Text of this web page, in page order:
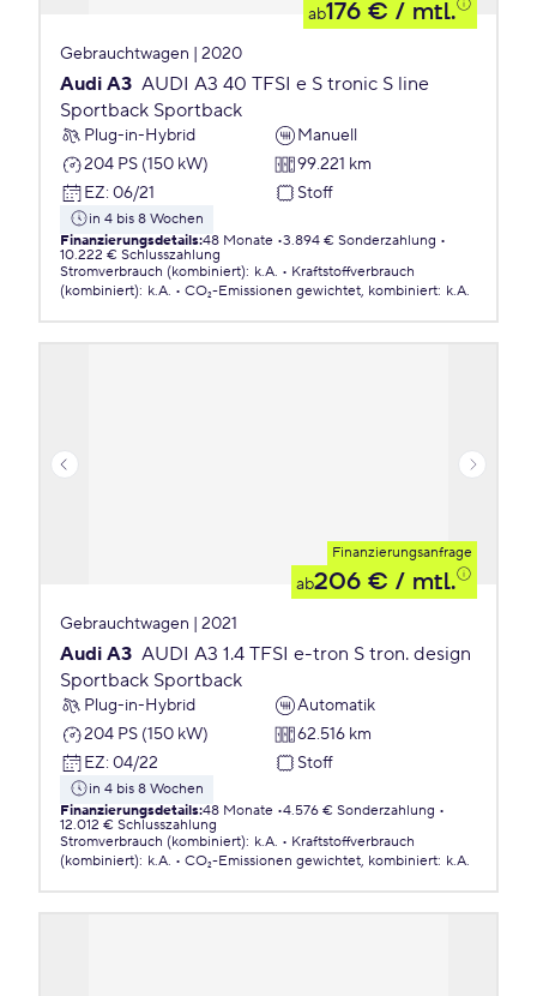
ab176 € / mtl.
Gebrauchtwagen | 2020
Audi A3 AUDI A3 40 TFSI e S tronic S line
Sportback Sportback
Plug-in-Hybrid
Manuell
204 PS (150 kW)
99.221 km
EZ: 06/21 Stoff
in 4 bis 8 Wochen
Finanzierungsdetails:48 Monate 3.894 € Sonderzahlung
10.222 € Schlusszahlung
Stromverbrauch (kombiniert): k.A.
Kraftstoffverbrauch
(kombiniert): k.A. CO₂-Emissionen gewichtet, kombiniert: k.A.
Finanzierungsanfrage
ab206 € / mtl.
Gebrauchtwagen | 2021
Audi A3 AUDI A3 1.4 TFSI e-tron S tron. design
Sportback Sportback
Plug-in-Hybrid
Automatik
204 PS (150 kW)
62.516 km
EZ: 04/22 Stoff
in 4 bis 8 Wochen
Finanzierungsdetails:48 Monate 4.576 € Sonderzahlung
12.012 € Schlusszahlung
Stromverbrauch (kombiniert): k.A.
Kraftstoffverbrauch
(kombiniert): k.A. CO₂-Emissionen gewichtet, kombiniert: k.A.